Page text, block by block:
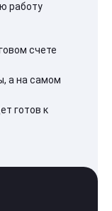
работу
счете
а на самом
готов к